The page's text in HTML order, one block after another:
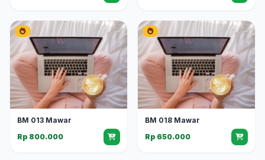
BM 013 Mawar
Rp 800.000
BM 018 Mawar
Rp 650.000